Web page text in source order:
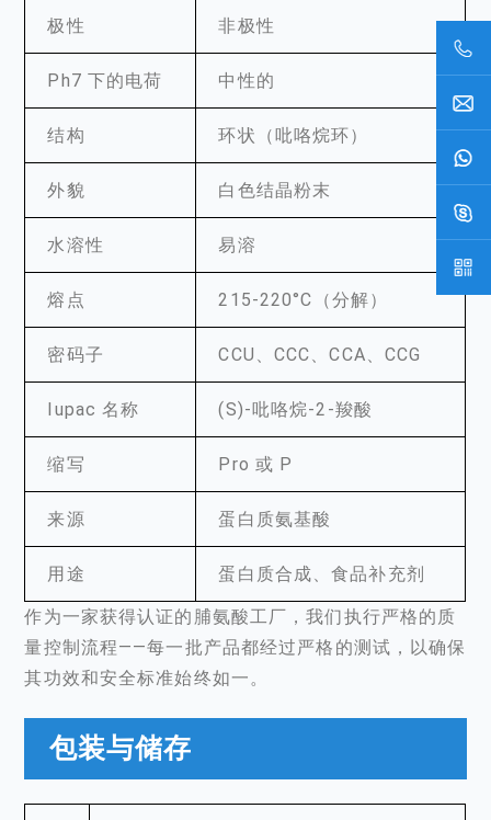
极性 非极性
Ph7 下的电荷 中性的
结构 环状（吡咯烷环）
外貌 白色结晶粉末
水溶性 易溶
熔点 215-220°C（分解）
密码子 CCU、CCC、CCA、CCG
Iupac 名称 (S)-吡咯烷-2-羧酸
缩写 Pro 或 P
来源 蛋白质氨基酸
用途 蛋白质合成、食品补充剂
作为一家获得认证的脯氨酸工厂，我们执行严格的质
量控制流程——每一批产品都经过严格的测试，以确保
其功效和安全标准始终如一。
包装与储存